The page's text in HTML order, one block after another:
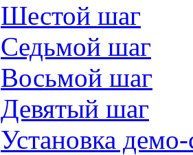
Шестой шаг
Седьмой шаг
Восьмой шаг
Девятый шаг
Установка